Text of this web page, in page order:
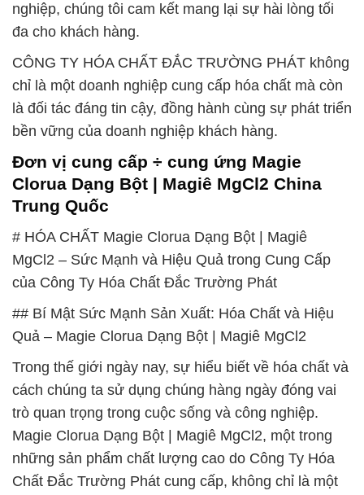
nghiệp, chúng tôi cam kết mang lại sự hài lòng tối
đa cho khách hàng.
CÔNG TY HÓA CHẤT ĐẮC TRƯỜNG PHÁT không
chỉ là một doanh nghiệp cung cấp hóa chất mà còn
là đối tác đáng tin cậy, đồng hành cùng sự phát triển
bền vững của doanh nghiệp khách hàng.
Đơn vị cung cấp ÷ cung ứng Magie
Clorua Dạng Bột | Magiê MgCl2 China
Trung Quốc
# HÓA CHẤT Magie Clorua Dạng Bột | Magiê
MgCl2 – Sức Mạnh và Hiệu Quả trong Cung Cấp
của Công Ty Hóa Chất Đắc Trường Phát
## Bí Mật Sức Mạnh Sản Xuất: Hóa Chất và Hiệu
Quả – Magie Clorua Dạng Bột | Magiê MgCl2
Trong thế giới ngày nay, sự hiểu biết về hóa chất và
cách chúng ta sử dụng chúng hàng ngày đóng vai
trò quan trọng trong cuộc sống và công nghiệp.
Magie Clorua Dạng Bột | Magiê MgCl2, một trong
những sản phẩm chất lượng cao do Công Ty Hóa
Chất Đắc Trường Phát cung cấp, không chỉ là một